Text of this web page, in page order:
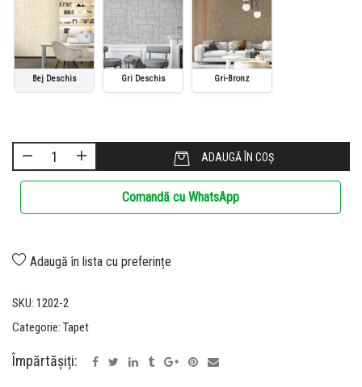
Bej Deschis Gri Deschis Gri-Bronz
ADAUGĂ ÎN COȘ
Comandă cu WhatsApp
Adaugă în lista cu preferințe
SKU: 1202-2
Categorie: Tapet
Împărtășiți: